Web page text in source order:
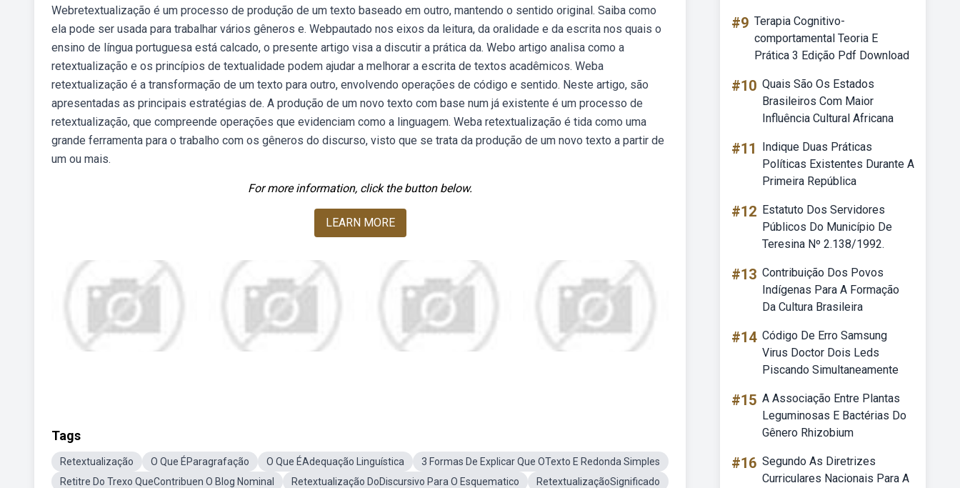
Webretextualização é um processo de produção de um texto baseado em outro, mantendo o sentido original. Saiba como
ela pode ser usada para trabalhar vários gêneros e. Webpautado nos eixos da leitura, da oralidade e da escrita nos quais o
ensino de língua portuguesa está calcado, o presente artigo visa a discutir a prática da. Webo artigo analisa como a
retextualização e os princípios de textualidade podem ajudar a melhorar a escrita de textos acadêmicos. Weba
retextualização é a transformação de um texto para outro, envolvendo operações de código e sentido. Neste artigo, são
apresentadas as principais estratégias de. A produção de um novo texto com base num já existente é um processo de
retextualização, que compreende operações que evidenciam como a linguagem. Weba retextualização é tida como uma
grande ferramenta para o trabalho com os gêneros do discurso, visto que se trata da produção de um novo texto a partir de
um ou mais.
For more information, click the button below.
LEARN MORE
Tags
Retextualização O Que ÉParagrafação O Que ÉAdequação Linguística
3 Formas De Explicar Que OTexto E Redonda Simples
Retitre Do Trexo QueContribuen O Blog Nominal
Retextualização DoDiscursivo Para O Esquematico
RetextualizaçãoSignificado
#9 Terapia Cognitivo-
comportamental Teoria E
Prática 3 Edição Pdf Download
#10 Quais São Os Estados
Brasileiros Com Maior
Influência Cultural Africana
#11
Indique Duas Práticas
Políticas Existentes Durante A
Primeira República
#12 Estatuto Dos Servidores
Públicos Do Município De
Teresina Nº 2.138/1992.
#13 Contribuição Dos Povos
Indígenas Para A Formação
Da Cultura Brasileira
#14 Código De Erro Samsung
Virus Doctor Dois Leds
Piscando Simultaneamente
#15 A Associação Entre Plantas
Leguminosas E Bactérias Do
Gênero Rhizobium
#16 Segundo As Diretrizes
Curriculares Nacionais Para A